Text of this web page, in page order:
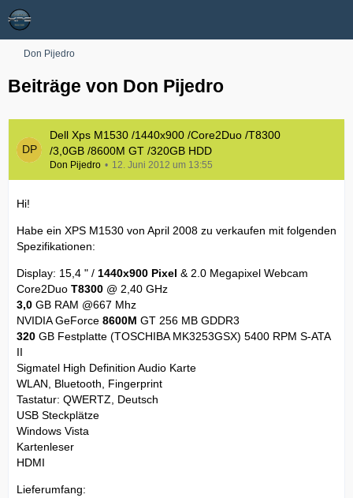
Don Pijedro
Beiträge von Don Pijedro
Dell Xps M1530 /1440x900 /Core2Duo /T8300
/3,0GB /8600M GT /320GB HDD
Don Pijedro 12. Juni 2012 um 13:55
Hi!
Habe ein XPS M1530 von April 2008 zu verkaufen mit folgenden
Spezifikationen:
Display: 15,4 " / 1440x900 Pixel & 2.0 Megapixel Webcam
Core2Duo T8300 @ 2,40 GHz
3,0 GB RAM @667 Mhz
NVIDIA GeForce 8600M GT 256 MB GDDR3
320 GB Festplatte (TOSCHIBA MK3253GSX) 5400 RPM S-ATA
II
Sigmatel High Definition Audio Karte
WLAN, Bluetooth, Fingerprint
Tastatur: QWERTZ, Deutsch
USB Steckplätze
Windows Vista
Kartenleser
HDMI
Lieferumfang: